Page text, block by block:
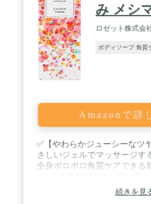
み メシ
ロゼット株式会
ボディソープ 角質
Amazonで詳
✅【やわらかジューシーなツ
さしいジェルでマッサージす
全身ポロポロ角質ケアできる
みずみずしい、思わず触りた
シーなツヤ肌へと導きます。
続きを見